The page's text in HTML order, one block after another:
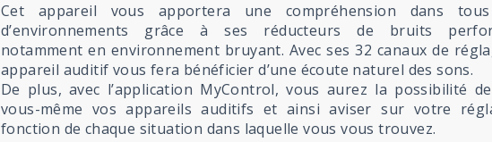
Cet appareil vous apportera une compréhension dans
d’environnements grâce à ses réducteurs de bruits
notamment en environnement bruyant. Avec ses 32 canaux de
appareil auditif vous fera bénéficier d’une écoute naturel des sons.
De plus, avec l’application MyControl, vous aurez la possibilité
vous-même vos appareils auditifs et ainsi aviser sur votre
fonction de chaque situation dans laquelle vous vous trouvez.